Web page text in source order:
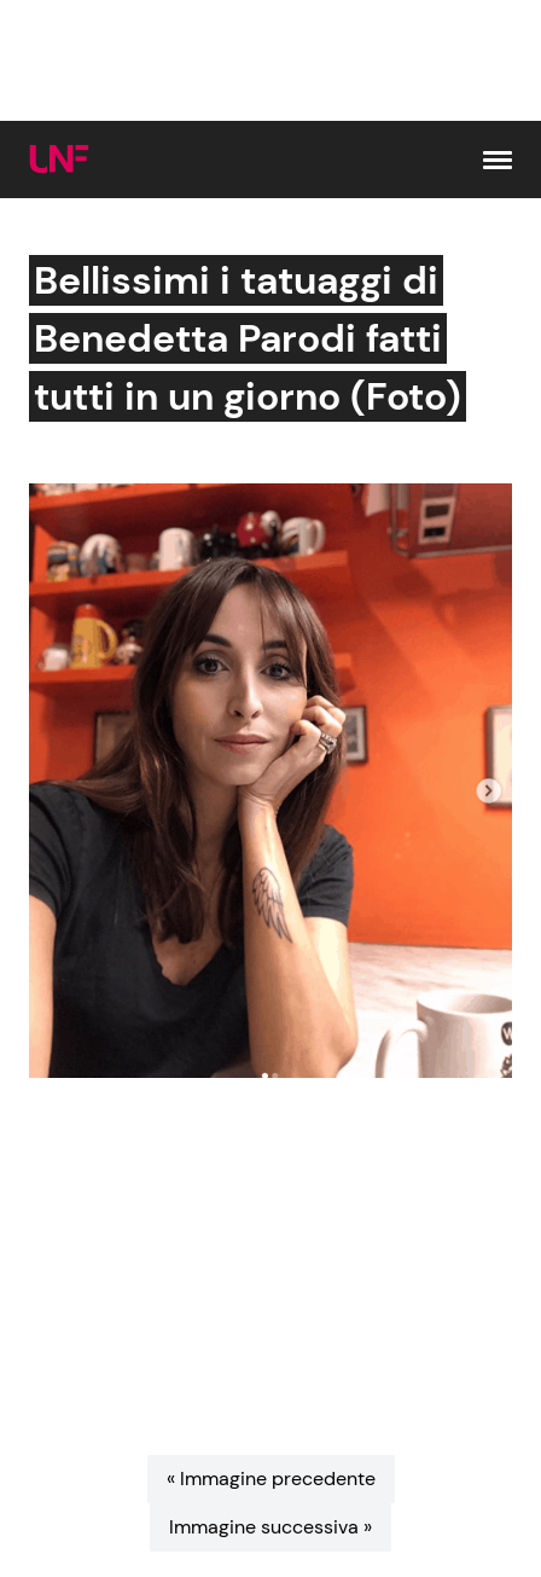
Cerca:
News e Cronaca
Attualità Italiana
Dal Mondo
Economia
Persone Scomparse
Politica
Gossip e TV
Bellezze VIP
Coppie VIP
Fiction e Serie TV
Programmi TV
Reality e Talent
Soap Opera
ShowBiz
News Cinema
News Spettacolo
Social News
News dal mondo
Viaggi e Turismo Ricette Feste
Bellissimi i tatuaggi di
Benedetta Parodi fatti
tutti in un giorno (Foto)
« Immagine precedente
Immagine successiva »